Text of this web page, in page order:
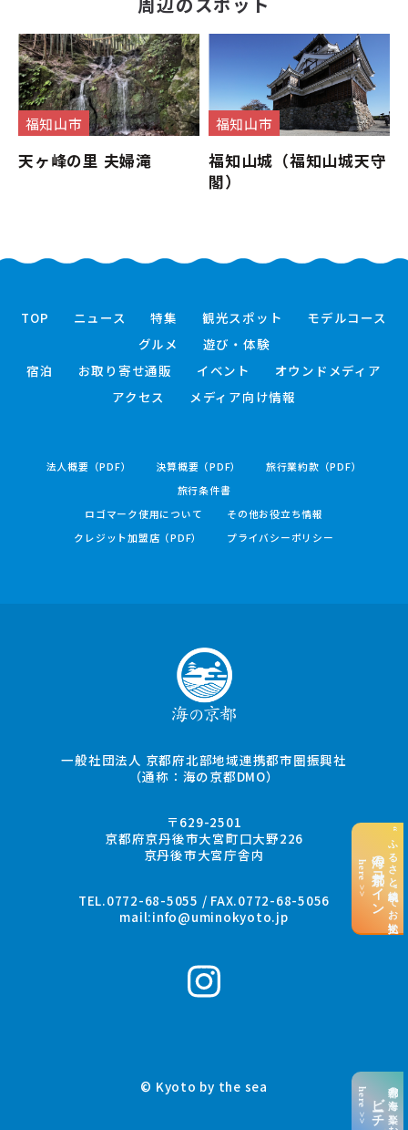
“ふるさと納税”でお支払い
海の京都コイン
here >>
京都の海を楽しむ
ビーチ特集
here >>
福知山市
天ヶ峰の里 夫婦滝
福知山市
福知山城（福知山城天守
閣）
TOP ニュース 特集 観光スポット
モデルコース
グルメ
遊び・体験
宿泊
お取り寄せ通販 イベント
オウンドメディア
アクセス
メディア向け情報
法人概要（PDF） 決算概要（PDF）
旅行業約款（PDF）
旅行条件書
ロゴマーク使用について
その他お役立ち情報
クレジット加盟店（PDF）
プライバシーポリシー
一般社団法人 京都府北部地域連携都市圏振興社
（通称：海の京都DMO）
〒629-2501
京都府京丹後市大宮町口大野226
京丹後市大宮庁舎内
TEL.0772-68-5055 / FAX.0772-68-5056
mail:info@uminokyoto.jp
© Kyoto by the sea